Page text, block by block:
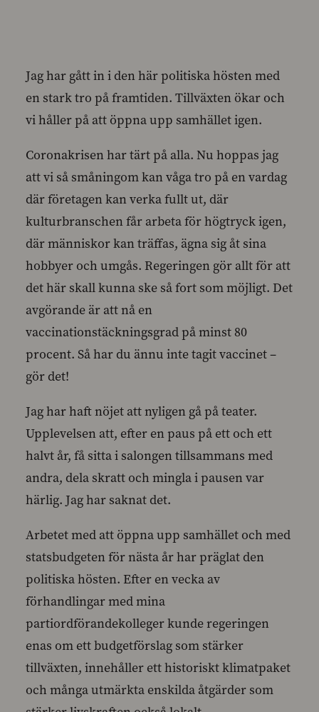
Jag har gått in i den här politiska hösten med
en stark tro på framtiden. Tillväxten ökar och
vi håller på att öppna upp samhället igen.
Coronakrisen har tärt på alla. Nu hoppas jag
att vi så småningom kan våga tro på en vardag
där företagen kan verka fullt ut, där
kulturbranschen får arbeta för högtryck igen,
där människor kan träffas, ägna sig åt sina
hobbyer och umgås. Regeringen gör allt för att
det här skall kunna ske så fort som möjligt. Det
avgörande är att nå en
vaccinationstäckningsgrad på minst 80
procent. Så har du ännu inte tagit vaccinet –
gör det!
Jag har haft nöjet att nyligen gå på teater.
Upplevelsen att, efter en paus på ett och ett
halvt år, få sitta i salongen tillsammans med
andra, dela skratt och mingla i pausen var
härlig. Jag har saknat det.
Arbetet med att öppna upp samhället och med
statsbudgeten för nästa år har präglat den
politiska hösten. Efter en vecka av
förhandlingar med mina
partiordförandekolleger kunde regeringen
enas om ett budgetförslag som stärker
tillväxten, innehåller ett historiskt klimatpaket
och många utmärkta enskilda åtgärder som